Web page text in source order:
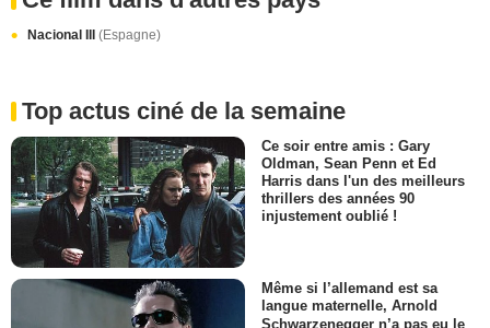
Nacional III (Espagne)
Top actus ciné de la semaine
Ce soir entre amis : Gary
Oldman, Sean Penn et Ed
Harris dans l'un des meilleurs
thrillers des années 90
injustement oublié !
Même si l’allemand est sa
langue maternelle, Arnold
Schwarzenegger n’a pas eu le